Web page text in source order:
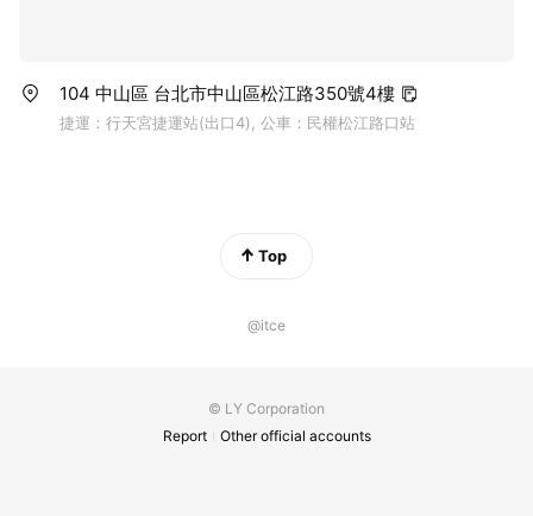
104 中山區 台北市中山區松江路350號4樓
捷運：行天宮捷運站(出口4), 公車：民權松江路口站
Top
@itce
© LY Corporation
Report
Other official accounts